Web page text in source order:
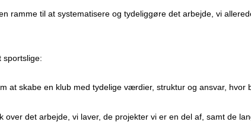
ramme til at systematisere og tydeliggøre det arbejde, vi
at skabe en klub med tydelige værdier, struktur og ansvar, hvor
det arbejde, vi laver, de projekter vi er en del af, samt de